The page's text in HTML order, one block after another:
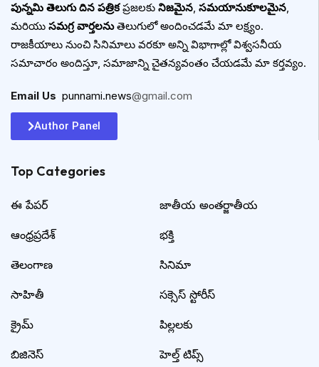
పున్నమి తెలుగు దిన పత్రికప్రజలకు నిజమైన, సమయానుకూలమైన,
మరియు సమగ్ర వార్తలనుతెలుగులో అందించడమే మా లక్ష్యం.
రాజకీయాలు నుంచి సినిమాలు వరకూ అన్ని విభాగాల్లో విశ్వసనీయ
సమాచారం అందిస్తూ, సమాజాన్ని చైతన్యవంతం చేయడమే మా కర్తవ్యం.
Email Us punnami.news@gmail.com
Author Panel
Top Categories​
ఈ పేపర్
ఆంధ్రప్రదేశ్
తెలంగాణ
సాహితీ
క్రైమ్
బిజినెస్
జాతీయ అంతర్జాతీయ
భక్తి
సినిమా
సక్సెస్ స్టోరీస్
పిల్లలకు
హెల్త్ టిప్స్